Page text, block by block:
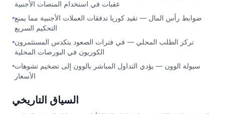
عقبات في استخدام المنصات الأجنبية
•ضوابط رأس المال — تقيد كوريا تدفقات العملات الأجنبية مما يمنع
التحكيم السريع
•تركز الطلب المحلي — في فترات الصعود يتكدس المستثمرون
الكوريون في البورصات المحلية
•سيولة الوون — يؤدي التداول المباشر بالوون إلى تضخيم تشوهات
الأسعار
السياق التاريخي